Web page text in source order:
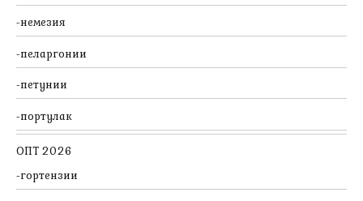
немезия
пеларгонии
петунии
портулак
ОПТ 2026
гортензии